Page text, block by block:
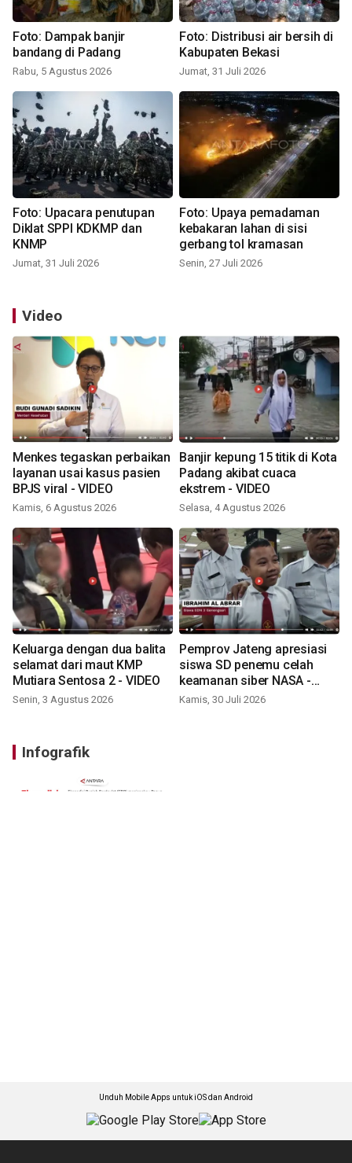
Foto: Dampak banjir
bandang di Padang
Rabu, 5 Agustus 2026
Foto: Distribusi air bersih di
Kabupaten Bekasi
Jumat, 31 Juli 2026
Foto: Upacara penutupan
Diklat SPPI KDKMP dan
KNMP
Jumat, 31 Juli 2026
Foto: Upaya pemadaman
kebakaran lahan di sisi
gerbang tol kramasan
Senin, 27 Juli 2026
Video
Menkes tegaskan perbaikan
layanan usai kasus pasien
BPJS viral - VIDEO
Kamis, 6 Agustus 2026
Banjir kepung 15 titik di Kota
Padang akibat cuaca
ekstrem - VIDEO
Selasa, 4 Agustus 2026
Keluarga dengan dua balita
selamat dari maut KMP
Mutiara Sentosa 2 - VIDEO
Senin, 3 Agustus 2026
Pemprov Jateng apresiasi
siswa SD penemu celah
keamanan siber NASA -
VIDEO
Kamis, 30 Juli 2026
Infografik
Unduh Mobile Apps untuk iOS dan Android